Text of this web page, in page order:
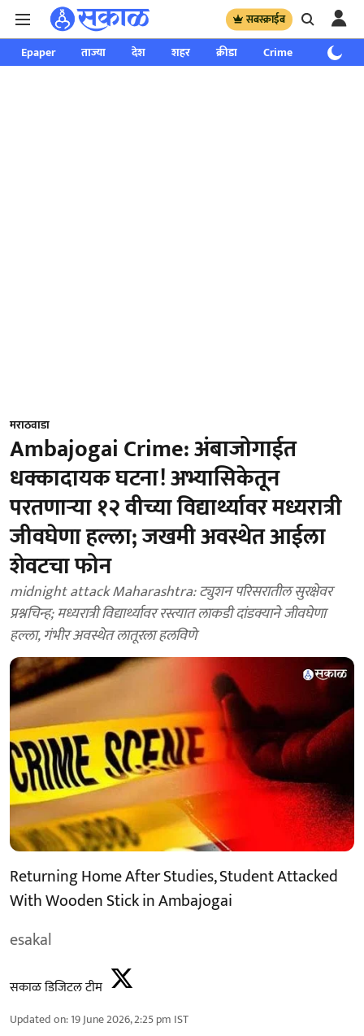
सबस्क्राईब
Epaper ताज्या देश शहर क्रीडा Crime साप्ताहिक
मराठवाडा
Ambajogai Crime: अंबाजोगाईत
धक्कादायक घटना! अभ्यासिकेतून
परतणाऱ्या १२ वीच्या विद्यार्थ्यावर मध्यरात्री
जीवघेणा हल्ला; जखमी अवस्थेत आईला
शेवटचा फोन
midnight attack Maharashtra: ट्युशन परिसरातील सुरक्षेवर
प्रश्नचिन्ह; मध्यरात्री विद्यार्थ्यावर रस्त्यात लाकडी दांडक्याने जीवघेणा
हल्ला, गंभीर अवस्थेत लातूरला हलविणे
Returning Home After Studies, Student Attacked
With Wooden Stick in Ambajogai
esakal
सकाळ डिजिटल टीम
Updated on:19 June 2026, 2:25 pm IST